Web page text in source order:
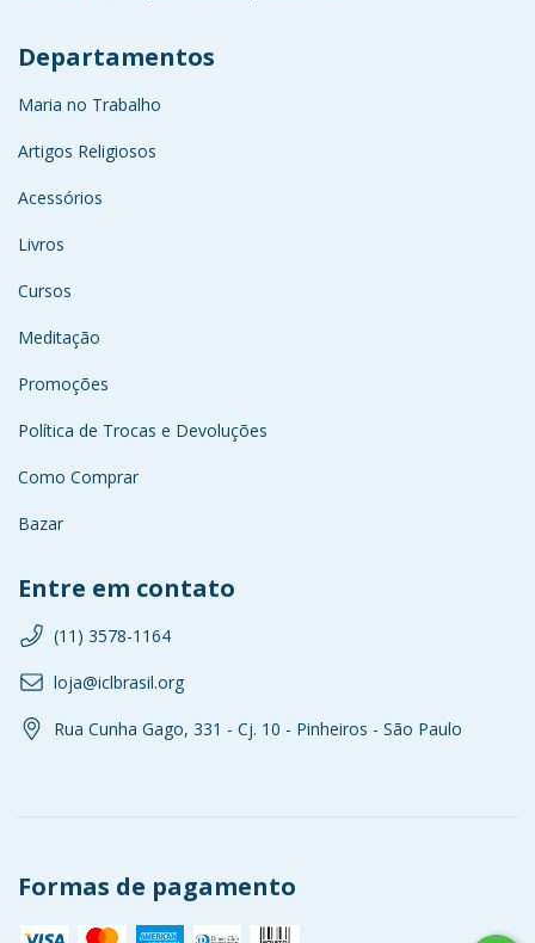
Departamentos
Maria no Trabalho
Artigos Religiosos
Acessórios
Livros
Cursos
Meditação
Promoções
Política de Trocas e Devoluções
Como Comprar
Bazar
Entre em contato
(11) 3578-1164
loja@iclbrasil.org
Rua Cunha Gago, 331 - Cj. 10 - Pinheiros - São Paulo
Formas de pagamento